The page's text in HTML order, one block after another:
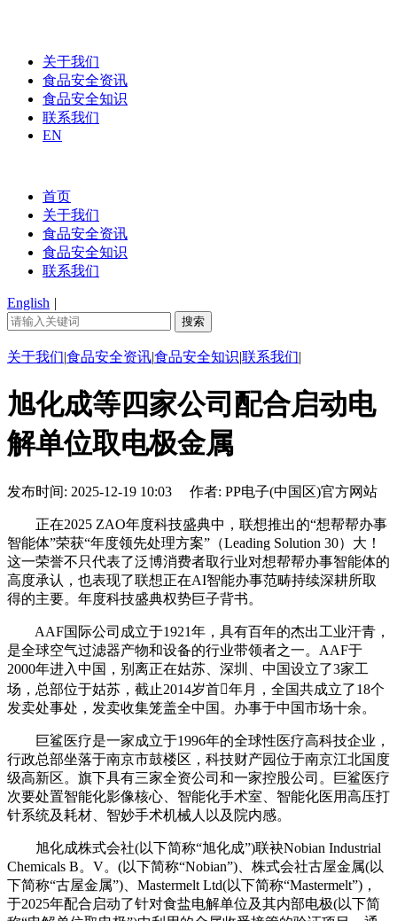
关于我们
食品安全资讯
食品安全知识
联系我们
EN
首页
关于我们
食品安全资讯
食品安全知识
联系我们
English |
关于我们|食品安全资讯|食品安全知识|联系我们|
旭化成等四家公司配合启动电
解单位取电极金属
发布时间: 2025-12-19 10:03 作者: PP电子(中国区)官方网站
正在2025 ZAO年度科技盛典中，联想推出的“想帮帮办事
智能体”荣获“年度领先处理方案”（Leading Solution 30）大！
这一荣誉不只代表了泛博消费者取行业对想帮帮办事智能体的
高度承认，也表现了联想正在AI智能办事范畴持续深耕所取
得的主要。年度科技盛典权势巨子背书。
AAF国际公司成立于1921年，具有百年的杰出工业汗青，
是全球空气过滤器产物和设备的行业带领者之一。AAF于
2000年进入中国，别离正在姑苏、深圳、中国设立了3家工
场，总部位于姑苏，截止2014岁首年月，全国共成立了18个
发卖处事处，发卖收集笼盖全中国。办事于中国市场十余。
巨鲨医疗是一家成立于1996年的全球性医疗高科技企业，
行政总部坐落于南京市鼓楼区，科技财产园位于南京江北国度
级高新区。旗下具有三家全资公司和一家控股公司。巨鲨医疗
次要处置智能化影像核心、智能化手术室、智能化医用高压打
针系统及耗材、智妙手术机械人以及院内感。
旭化成株式会社(以下简称“旭化成”)联袂Nobian Industrial
Chemicals B。V。(以下简称“Nobian”)、株式会社古屋金属(以
下简称“古屋金属”)、Mastermelt Ltd(以下简称“Mastermelt”)，
于2025年配合启动了针对食盐电解单位及其内部电极(以下简